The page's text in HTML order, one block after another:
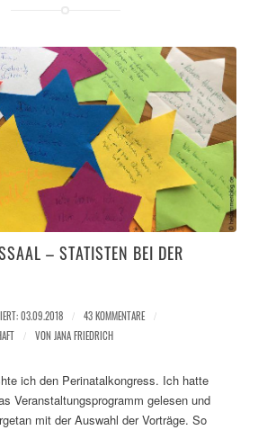
– STATISTEN BEI DER G
03.09.2018 / 43 KOMMENTARE
/
/ VON JANA FRIEDRICH
ich den Perinatalkongress. Ich hatte
Veranstaltungsprogramm gelesen und
mit der Auswahl der Vorträge. So